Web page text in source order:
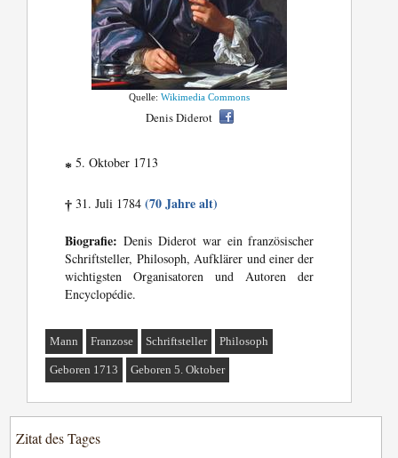
Quelle:Wikimedia Commons
Denis Diderot
* 5. Oktober 1713
† 31. Juli 1784(70 Jahre alt)
Biografie: Denis Diderot war ein französischer
Schriftsteller, Philosoph, Aufklärer und einer der
wichtigsten Organisatoren und Autoren der
Encyclopédie.
Mann Franzose Schriftsteller Philosoph
Geboren 1713 Geboren 5. Oktober
Zitat des Tages